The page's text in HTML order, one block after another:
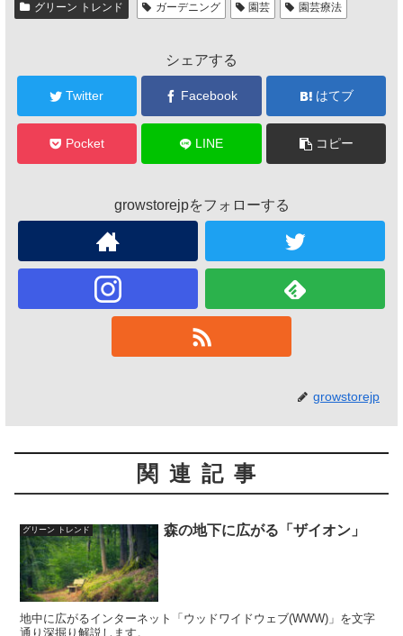
グリーン トレンド ガーデニング 園芸 園芸療法
シェアする
Twitter Facebook はてブ
Pocket LINE コピー
growstorejpをフォローする
growstorejp
関連記事
グリーン トレンド 森の地下に広がる「ザイオン」
地中に広がるインターネット「ウッドワイドウェブ(WWW)」を文字
通り深掘り解説します。